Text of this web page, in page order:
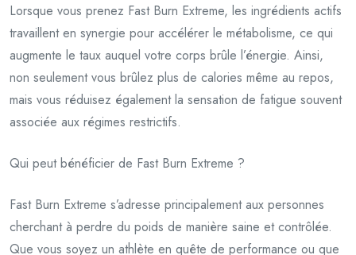
Lorsque vous prenez Fast Burn Extreme, les ingrédients actifs
travaillent en synergie pour accélérer le métabolisme, ce qui
augmente le taux auquel votre corps brûle l’énergie. Ainsi,
non seulement vous brûlez plus de calories même au repos,
mais vous réduisez également la sensation de fatigue souvent
associée aux régimes restrictifs.
Qui peut bénéficier de Fast Burn Extreme ?
Fast Burn Extreme s’adresse principalement aux personnes
cherchant à perdre du poids de manière saine et contrôlée.
Que vous soyez un athlète en quête de performance ou que